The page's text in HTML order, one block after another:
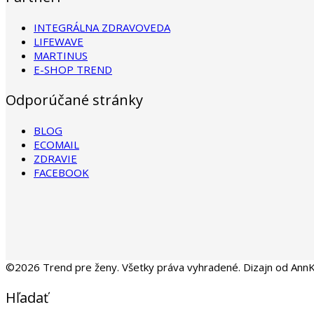
INTEGRÁLNA ZDRAVOVEDA
LIFEWAVE
MARTINUS
E-SHOP TREND
Odporúčané stránky
BLOG
ECOMAIL
ZDRAVIE
FACEBOOK
©2026 Trend pre ženy. Všetky práva vyhradené. Dizajn od
Hľadať